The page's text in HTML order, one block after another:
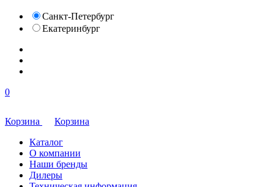
Санкт-Петербург
Екатеринбург
0
Корзина
Корзина
Каталог
О компании
Наши бренды
Дилеры